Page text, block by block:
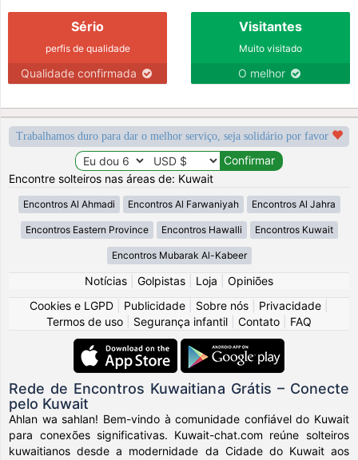
Sério
perfis de qualidade
Qualidade confirmada
Visitantes
Muito visitado
O melhor
Trabalhamos duro para dar o melhor serviço, seja solidário por favor
Encontre solteiros nas áreas de: Kuwait
Encontros Al Ahmadi Encontros Al Farwaniyah Encontros Al Jahra
Encontros Eastern Province Encontros Hawalli Encontros Kuwait
Encontros Mubarak Al-Kabeer
Notícias Golpistas Loja
Opiniões
Cookies e LGPD
Publicidade Sobre nós Privacidade
Termos de uso
Segurança infantil Contato FAQ
Rede de Encontros Kuwaitiana Grátis – Conecte
pelo Kuwait
Ahlan wa sahlan! Bem-vindo à comunidade confiável do Kuwait
para conexões significativas. Kuwait-chat.com reúne solteiros
kuwaitianos desde a modernidade da Cidade do Kuwait aos